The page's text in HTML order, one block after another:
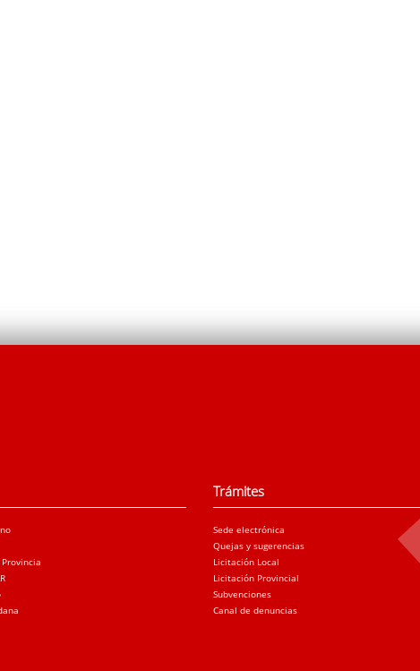
Trámites
Sede electrónica
Quejas y sugerencias
Licitación Local
Licitación Provincial
Subvenciones
Canal de denuncias